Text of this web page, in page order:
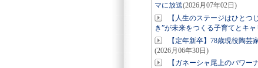
マに放送(2026月07年02日)
【人生のステージはひと
き”が未来をつくる子育てとキ
【定年新卒】78歳現役陶
(2026月06年30日)
【ガネーシャ尾上のパワ